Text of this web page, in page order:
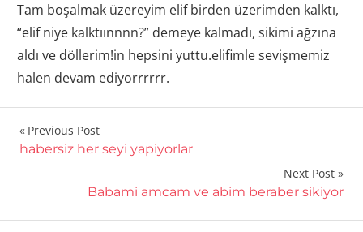
Tam boşalmak üzereyim elif birden üzerimden kalktı,
“elif niye kalktıınnnn?” demeye kalmadı, sikimi ağzına
aldı ve döllerim!in hepsini yuttu.elifimle sevişmemiz
halen devam ediyorrrrrr.
Yazı
gezinmesi
Previous Post
habersiz her seyi yapiyorlar
Next Post
Babami amcam ve abim beraber sikiyor